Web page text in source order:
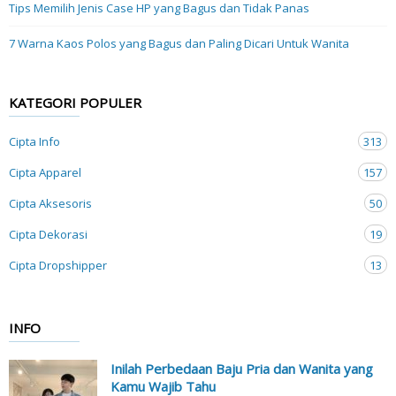
Tips Memilih Jenis Case HP yang Bagus dan Tidak Panas
7 Warna Kaos Polos yang Bagus dan Paling Dicari Untuk Wanita
KATEGORI POPULER
Cipta Info
313
Cipta Apparel
157
Cipta Aksesoris
50
Cipta Dekorasi
19
Cipta Dropshipper
13
INFO
Inilah Perbedaan Baju Pria dan Wanita yang
Kamu Wajib Tahu